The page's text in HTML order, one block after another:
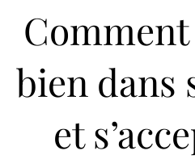
bien dans
et